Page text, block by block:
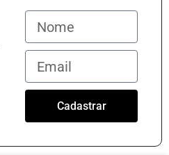
Cadastrar